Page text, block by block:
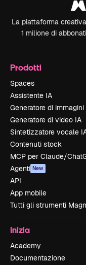
La piattaforma
1 milione di
Prodotti
Spaces
Assistente IA
Generatore di immagini
Generatore di video IA
Sintetizzatore vocale
Contenuti stock
MCP per Claude/
Agenti New
API
App mobile
Tutti gli strumenti
Inizia
Academy
Documentazione